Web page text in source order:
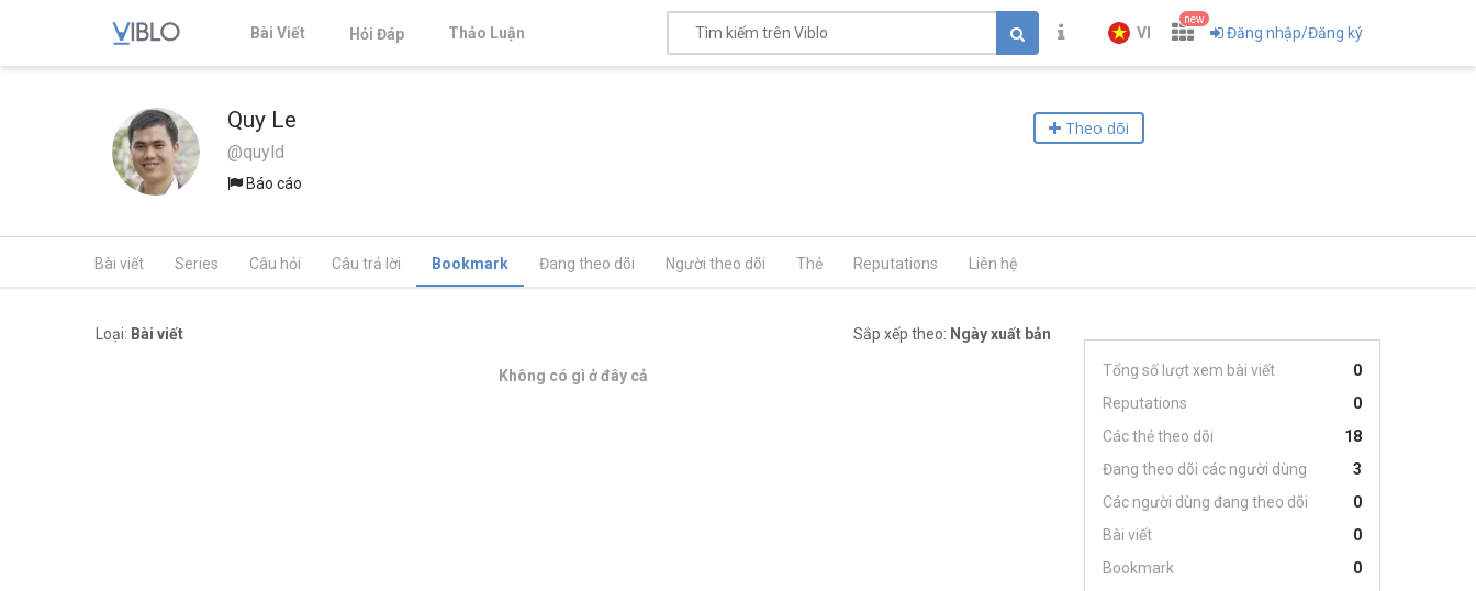
Bài Viết Hỏi Đáp Thảo Luận VI
new
Đăng nhập/Đăng ký
Quy Le
@quyld
Báo cáo
Theo dõi
Bài viết Series Câu hỏi Câu trả lời Bookmark Đang theo dõi Người theo dõi Thẻ Reputations Liên hệ
Loại: Bài viết Sắp xếp theo: Ngày xuất bản
Không có gì ở đây cả Tổng số lượt xem bài viết
0
Reputations
0
Các thẻ theo dõi
18
Đang theo dõi các người dùng
3
Các người dùng đang theo dõi
0
Bài viết
0
Bookmark
0